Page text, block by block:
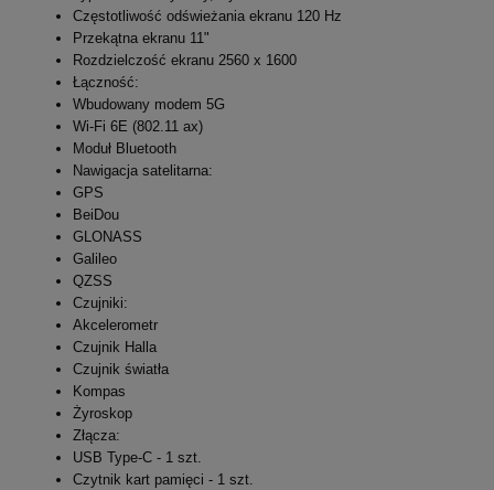
Częstotliwość odświeżania ekranu 120 Hz
Przekątna ekranu 11"
Rozdzielczość ekranu 2560 x 1600
Łączność:
Wbudowany modem 5G
Wi-Fi 6E (802.11 ax)
Moduł Bluetooth
Nawigacja satelitarna:
GPS
BeiDou
GLONASS
Galileo
QZSS
Czujniki:
Akcelerometr
Czujnik Halla
Czujnik światła
Kompas
Żyroskop
Złącza:
USB Type-C - 1 szt.
Czytnik kart pamięci - 1 szt.